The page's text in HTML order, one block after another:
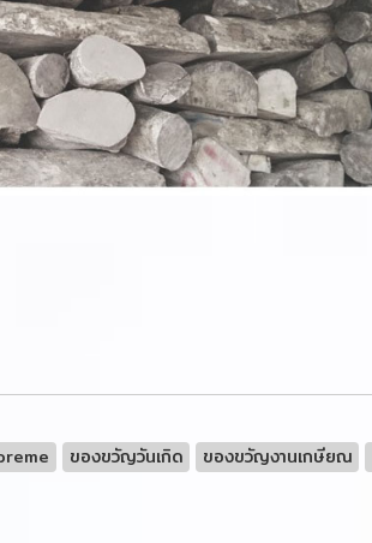
ของขวัญวันเกิด ของขวัญงานเกษียณ